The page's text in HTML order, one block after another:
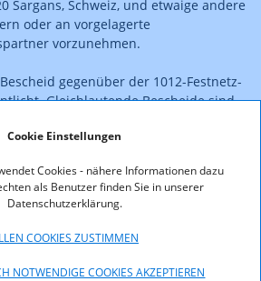
Cookie Einstellungen
Cookies - nähere Informationen dazu
als Benutzer finden Sie in unserer
Datenschutzerklärung.
COOKIES ZUSTIMMEN
NOTWENDIGE COOKIES AKZEPTIEREN
Sargans, Schweiz, und etwaige andere
oder an vorgelagerte
vorzunehmen.
gegenüber der 1012-Festnetz-
Gleichlautende Bescheide sind